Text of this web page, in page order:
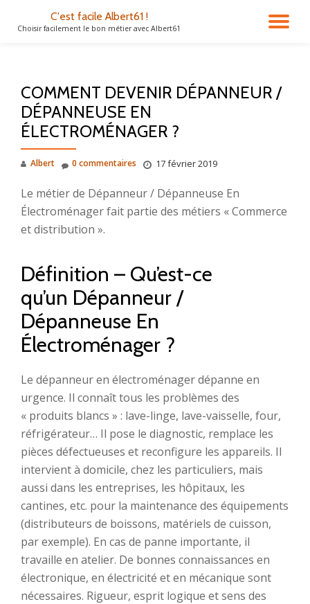
C'est facile Albert61 !
Choisir facilement le bon métier avec Albert61
COMMENT DEVENIR DÉPANNEUR /
DÉPANNEUSE EN
ÉLECTROMÉNAGER ?
Albert 17 février 2019
0 commentaires
Le métier de Dépanneur / Dépanneuse En
Électroménager fait partie des métiers « Commerce
et distribution ».
Définition – Qu’est-ce
qu’un Dépanneur /
Dépanneuse En
Électroménager ?
Le dépanneur en électroménager dépanne en
urgence. Il connaît tous les problèmes des
« produits blancs » : lave-linge, lave-vaisselle, four,
réfrigérateur… Il pose le diagnostic, remplace les
pièces défectueuses et reconfigure les appareils. Il
intervient à domicile, chez les particuliers, mais
aussi dans les entreprises, les hôpitaux, les
cantines, etc. pour la maintenance des équipements
(distributeurs de boissons, matériels de cuisson,
par exemple). En cas de panne importante, il
travaille en atelier. De bonnes connaissances en
électronique, en électricité et en mécanique sont
nécessaires. Rigueur, esprit logique et sens des